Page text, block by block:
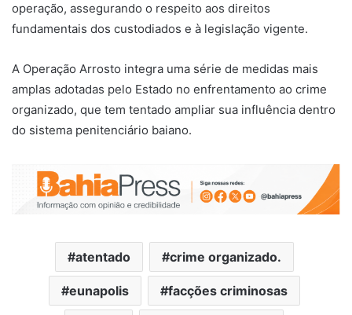
operação, assegurando o respeito aos direitos
fundamentais dos custodiados e à legislação vigente.
A Operação Arrosto integra uma série de medidas mais
amplas adotadas pelo Estado no enfrentamento ao crime
organizado, que tem tentado ampliar sua influência dentro
do sistema penitenciário baiano.
atentado crime organizado.
eunapolis facções criminosas